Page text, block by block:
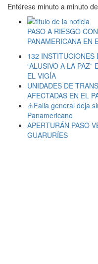
Entérese minuto a minuto
PASO A RIESGO
PANAMERICANA EN
132 INSTITUCIONES
“ALUSIVO A LA PAZ”
EL VIGÍA
UNIDADES DE
AFECTADAS EN EL
⚠️Falla general deja
Panamericano
APERTURÁN PASO
GUARURÍES